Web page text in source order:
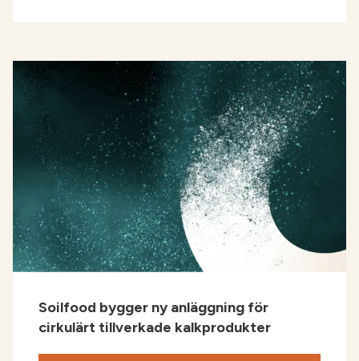
Soilfood bygger ny anläggning för
cirkulärt tillverkade kalkprodukter